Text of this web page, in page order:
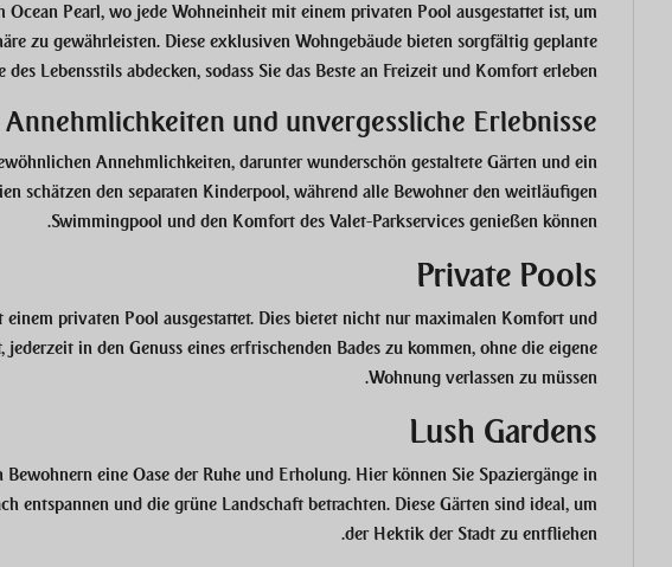
Ocean Pearl, wo jede Wohneinheit mit einem privaten Pool ausgestattet ist, um
zu gewährleisten. Diese exklusiven Wohngebäude bieten sorgfältig geplante
Lebensstils abdecken, sodass Sie das Beste an Freizeit und Komfort erleben.
und unvergessliche Erlebnisse
Annehmlichkeiten, darunter wunderschön gestaltete Gärten und ein
schätzen den separaten Kinderpool, während alle Bewohner den weitläufigen
Swimmingpool und den Komfort des Valet-Parkservices genießen können.
Private Pools
einem privaten Pool ausgestattet. Dies bietet nicht nur maximalen Komfort und
in den Genuss eines erfrischenden Bades zu kommen, ohne die eigene
Wohnung verlassen zu müssen.
Lush Gardens
eine Oase der Ruhe und Erholung. Hier können Sie Spaziergänge in
entspannen und die grüne Landschaft betrachten. Diese Gärten sind ideal, um
der Hektik der Stadt zu entfliehen.